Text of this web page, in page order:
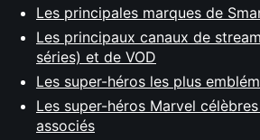
Les principales marques de
Les principaux canaux de
séries) et de VOD
Les super-héros les plus
Les super-héros Marvel
associés